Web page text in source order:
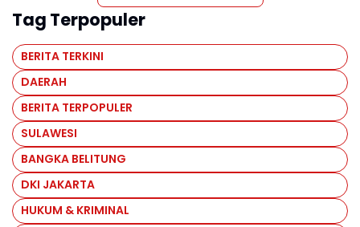
Tag Terpopuler
BERITA TERKINI
DAERAH
BERITA TERPOPULER
SULAWESI
BANGKA BELITUNG
DKI JAKARTA
HUKUM & KRIMINAL